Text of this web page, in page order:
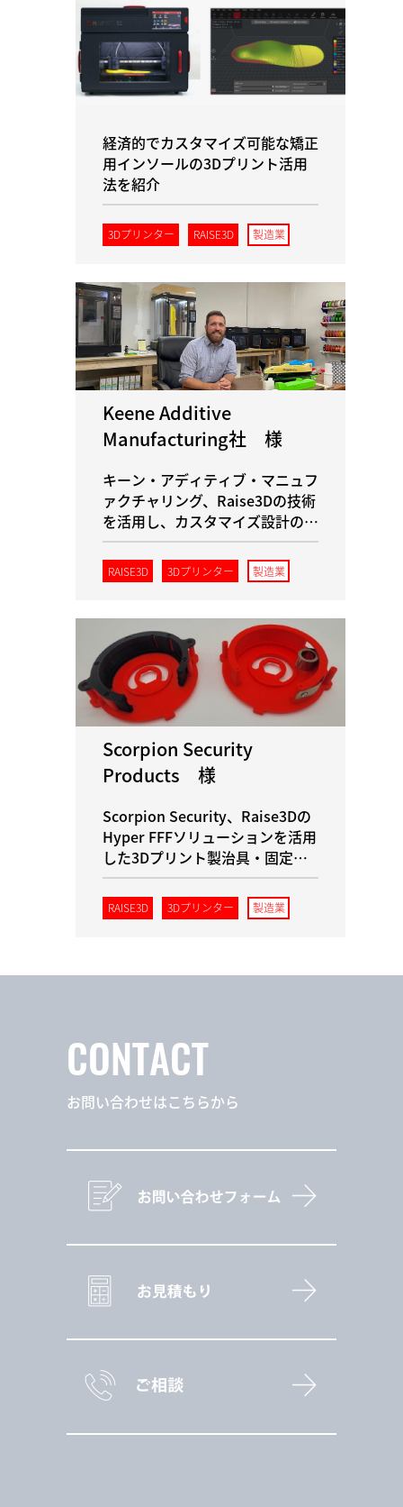
経済的でカスタマイズ可能な矯正
用インソールの3Dプリント活用
法を紹介
3Dプリンター RAISE3D 製造業
Keene Additive
Manufacturing社 様
キーン・アディティブ・マニュフ
ァクチャリング、Raise3Dの技術
を活用し、カスタマイズ設計の革
新で飛躍的な進歩を遂げる
RAISE3D 3Dプリンター 製造業
Scorpion Security
Products 様
Scorpion Security、Raise3Dの
Hyper FFFソリューションを活用
した3Dプリント製治具・固定具
により、組立効率を向上
RAISE3D 3Dプリンター 製造業
CONTACT
お問い合わせはこちらから